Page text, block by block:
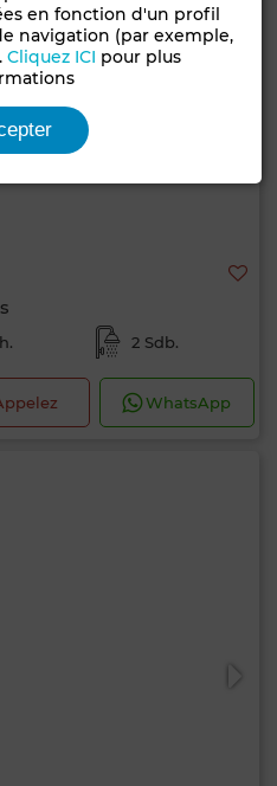
2 Sdb.
WhatsApp
en fonction d'un profil
navigation (par exemple,
Cliquez ICI pour plus